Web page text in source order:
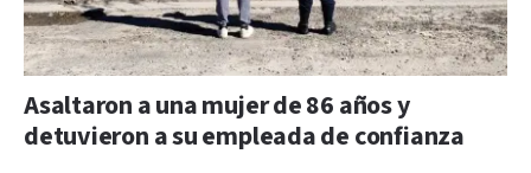
Asaltaron a una mujer de 86 años y
detuvieron a su empleada de confianza